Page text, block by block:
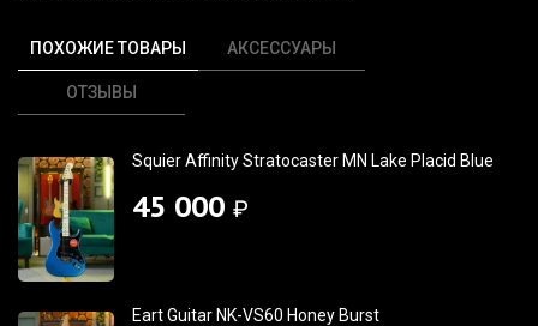
ПОХОЖИЕ ТОВАРЫ АКСЕССУАРЫ
ОТЗЫВЫ
Squier Affinity Stratocaster MN Lake Placid Blue
45 000 ₽
Eart Guitar NK-VS60 Honey Burst